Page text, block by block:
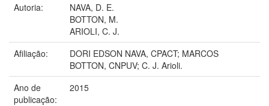
Autoria:
NAVA, D. E.
BOTTON, M.
ARIOLI, C. J.
Afiliação:
DORI EDSON NAVA, CPACT; MARCOS
BOTTON, CNPUV; C. J. Arioli.
Ano de
publicação:
2015